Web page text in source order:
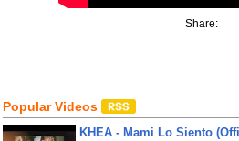
Share:
Popular Videos
KHEA - Mami Lo Siento